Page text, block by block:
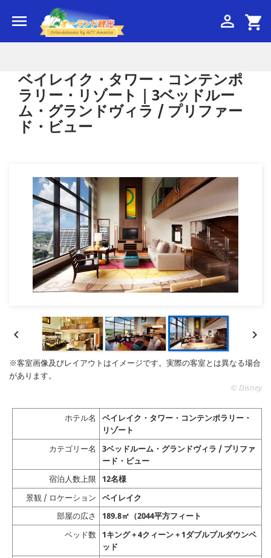
 shopping_cart

ベイレイク・タワー・コンテンポ
ラリー・リゾート｜3ベッドルー
ム・グランドヴィラ / プリファー
ド・ビュー
 
※客室画像及びレイアウトはイメージです。実際の客室とは異なる場合
があります。
© Disney
ホテル名
ベイレイク・タワー・コンテンポラリー・
リゾート
カテゴリー名
3ベッドルーム・グランドヴィラ / プリファ
ード・ビュー
宿泊人数上限
12名様
景観 / ロケーション
ベイレイク
部屋の広さ
189.8㎡（2044平方フィート
ベッド数 1キング + 4クィーン + 1ダブルプルダウンベ
ッド